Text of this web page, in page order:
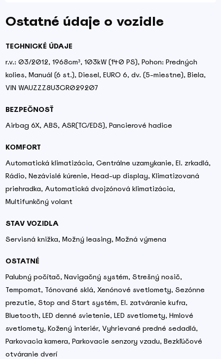
Ostatné údaje o vozidle
TECHNICKÉ ÚDAJE
r.v.: 03/2012, 1968cm³, 103kW (140 PS), Pohon: Predných
kolies, Manuál (6 st.), Diesel, EURO 6, dv. (5-miestne), Biela,
VIN WAUZZZ8U3CR029207
BEZPEČNOSŤ
Airbag 6X, ABS, ASR(TC/EDS), Pancierové hadice
KOMFORT
Automatická klimatizácia, Centrálne uzamykanie, El. zrkadlá,
Rádio, Nezávislé kúrenie, Head-up display, Klimatizovaná
priehradka, Automatická dvojzónová klimatizácia,
Multifunkčný volant
STAV VOZIDLA
Servisná knižka, Možný leasing, Možná výmena
OSTATNÉ
Palubný počítač, Navigačný systém, Strešný nosič,
Tempomat, Tónované sklá, Xenónové svetlomety, Sezónne
prezutie, Stop and Start systém, El. zatváranie kufra,
Bluetooth, LED denné svietenie, LED svetlomety, Hmlové
svetlomety, Kožený interiér, Vyhrievané predné sedadlá,
Parkovacia kamera, Parkovacie senzory vzadu, Bezkľúčové
otváranie dverí